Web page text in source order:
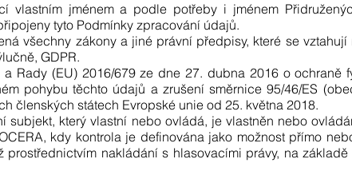
vlastním jménem a podle potřeby i jménem
tyto Podmínky zpracování údajů.
všechny zákony a jiné právní předpisy, které se
GDPR.
a Rady (EU) 2016/679 ze dne 27. dubna 2016 o ochraně
pohybu těchto údajů a zrušení směrnice 95/46/ES
členských státech Evropské unie od 25. května 2018.
subjekt, který vlastní nebo ovládá, je vlastněn nebo
kdy kontrola je definována jako možnost přímo
nakládání s hlasovacími právy, na